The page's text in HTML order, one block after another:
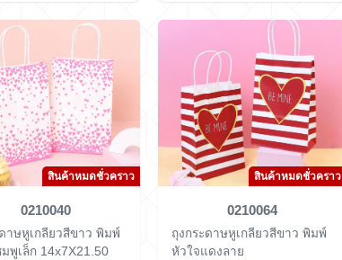
สินค้าหมดชั่วคราว
0210040
าษหูเกลียวสีขาว พิมพ์
พูเล็ก 14x7X21.50
สินค้าหมดชั่วคราว
0210064
ถุงกระดาษหูเกลียวสีขาว พิมพ์
หัวใจแดงลาย